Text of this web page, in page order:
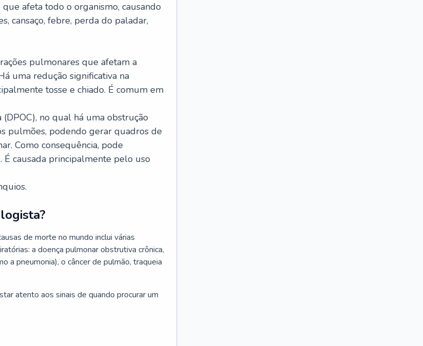
afeta todo o organismo, causando
cansaço, febre, perda do paladar,
pulmonares que afetam a
uma redução significativa na
tosse e chiado. É comum em
no qual há uma obstrução
pulmões, podendo gerar quadros de
Como consequência, pode
É causada principalmente pelo uso
de morte no mundo inclui várias
a doença pulmonar obstrutiva crônica,
a pneumonia), o câncer de pulmão, traqueia
atento aos sinais de quando procurar um